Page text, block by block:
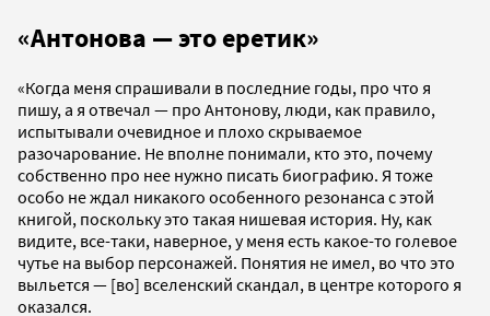
«Антонова — это еретик»
«Когда меня спрашивали в последние годы, про что я
пишу, а я отвечал — про Антонову, люди, как правило,
испытывали очевидное и плохо скрываемое
разочарование. Не вполне понимали, кто это, почему
собственно про нее нужно писать биографию. Я тоже
особо не ждал никакого особенного резонанса с этой
книгой, поскольку это такая нишевая история. Ну, как
видите, все-таки, наверное, у меня есть какое-то голевое
чутье на выбор персонажей. Понятия не имел, во что это
выльется — [во] вселенский скандал, в центре которого я
оказался.